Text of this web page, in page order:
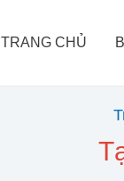
TRANG CHỦ